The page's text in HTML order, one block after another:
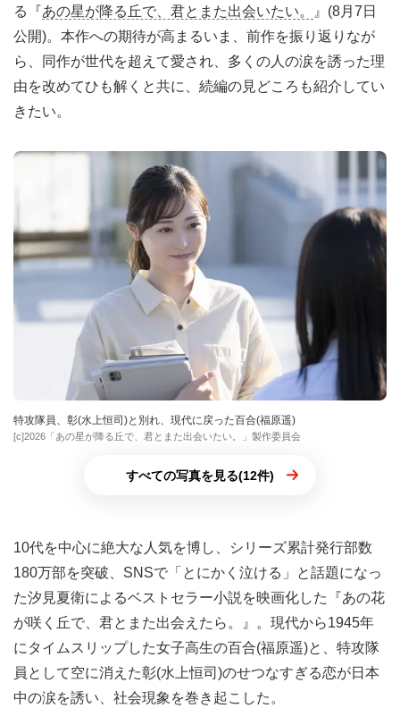
る『あの星が降る丘で、君とまた出会いたい。
』(8月7日
公開)。本作への期待が高まるいま、前作を振り返りなが
ら、同作が世代を超えて愛され、多くの人の涙を誘った理
由を改めてひも解くと共に、続編の見どころも紹介してい
きたい。
特攻隊員、彰(水上恒司)と別れ、現代に戻った百合(福原遥)
[c]2026「あの星が降る丘で、君とまた出会いたい。」製作委員会
すべての写真を見る(12件)
10代を中心に絶大な人気を博し、シリーズ累計発行部数
180万部を突破、SNSで「とにかく泣ける」と話題になっ
た汐見夏衛によるベストセラー小説を映画化した『あの花
が咲く丘で、君とまた出会えたら。』。現代から1945年
にタイムスリップした女子高生の百合(福原遥)と、特攻隊
員として空に消えた彰(水上恒司)のせつなすぎる恋が日本
中の涙を誘い、社会現象を巻き起こした。